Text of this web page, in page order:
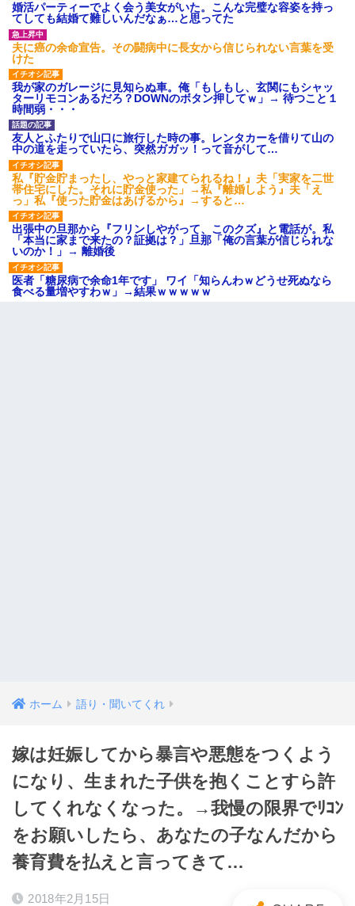
婚活パーティーでよく会う美女がいた。こんな完璧な容姿を持っ
てしても結婚て難しいんだなぁ…と思ってた
夫に癌の余命宣告。その闘病中に長女から信じられない言葉を受
けた
我が家のガレージに見知らぬ車。俺「もしもし、玄関にもシャッ
ターリモコンあるだろ？DOWNのボタン押してｗ」→ 待つこと１
時間弱・・・
友人とふたりで山口に旅行した時の事。レンタカーを借りて山の
中の道を走っていたら、突然ガガッ！って音がして…
私『貯金貯まったし、やっと家建てられるね！』夫「実家を二世
帯住宅にした。それに貯金使った」→私『離婚しよう』夫「え
っ」私『使った貯金はあげるから』→すると…
出張中の旦那から『フリンしやがって、このクズ』と電話が。私
「本当に家まで来たの？証拠は？」旦那「俺の言葉が信じられな
いのか！」→ 離婚後
医者「糖尿病で余命1年です」 ワイ「知らんわｗどうせ死ぬなら
食べる量増やすわｗ」→結果ｗｗｗｗｗ
ホーム 語り・聞いてくれ
嫁は妊娠してから暴言や悪態をつくよう
になり、生まれた子供を抱くことすら許
してくれなくなった。→我慢の限界でﾘｺﾝ
をお願いしたら、あなたの子なんだから
養育費を払えと言ってきて…
2018年2月15日